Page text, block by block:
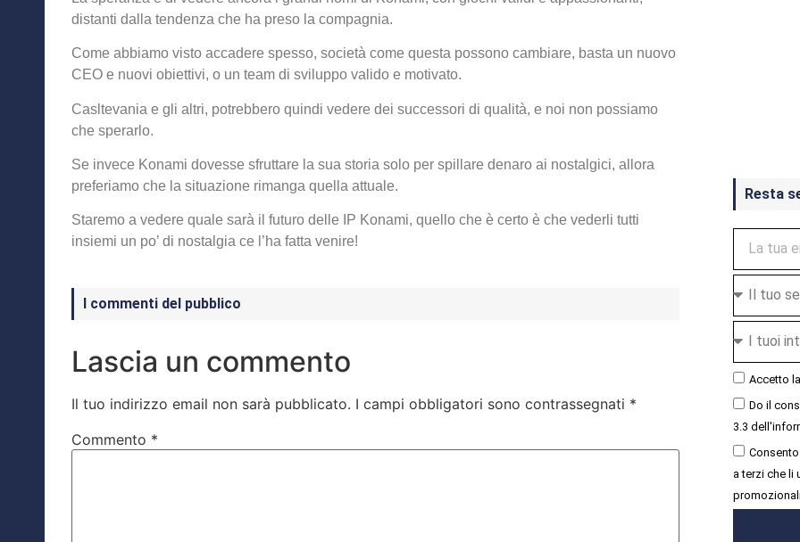
distanti dalla tendenza che ha preso la compagnia.
Come abbiamo visto accadere spesso, società come questa possono cambiare, basta un nuovo
CEO e nuovi obiettivi, o un team di sviluppo valido e motivato.
Casltevania e gli altri, potrebbero quindi vedere dei successori di qualità, e noi non possiamo
che sperarlo.
Se invece Konami dovesse sfruttare la sua storia solo per spillare denaro ai nostalgici, allora
preferiamo che la situazione rimanga quella attuale.
Staremo a vedere quale sarà il futuro delle IP Konami, quello che è certo è che vederli tutti
insiemi un po’ di nostalgia ce l’ha fatta venire!
I commenti del pubblico
Lascia un commento
Il tuo indirizzo email non sarà pubblicato. I campi obbligatori sono contrassegnati *
Commento *
Resta
Accetto la
Do il
3.3
a terzi che li